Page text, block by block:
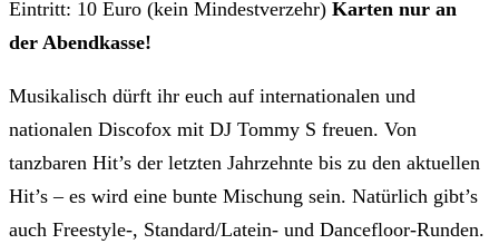
Eintritt: 10 Euro (kein Mindestverzehr) Karten nur an
der Abendkasse!
Musikalisch dürft ihr euch auf internationalen und
nationalen Discofox mit DJ Tommy S freuen. Von
tanzbaren Hit’s der letzten Jahrzehnte bis zu den aktuellen
Hit’s – es wird eine bunte Mischung sein. Natürlich gibt’s
auch Freestyle-, Standard/Latein- und Dancefloor-Runden.